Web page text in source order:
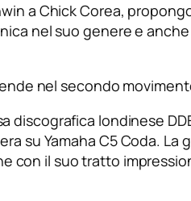
a Chick Corea,
nel suo genere e
nel secondo
discografica londinese
su Yamaha C5 Coda.
con il suo tratto